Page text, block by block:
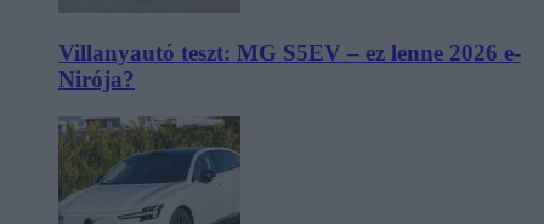
Villanyautó teszt: MG S5EV – ez lenne 2026 e-
Nirója?